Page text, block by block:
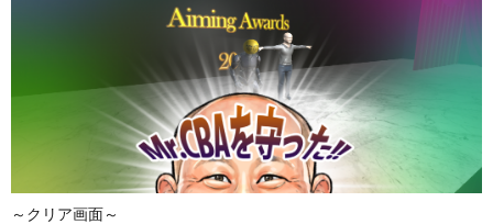
～クリア画面～